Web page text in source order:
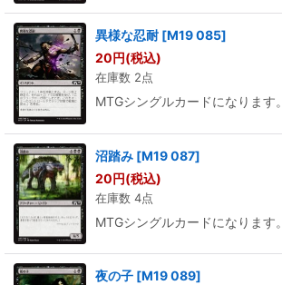
異様な忍耐 [M19 085]
20円(税込)
在庫数 2点
MTGシングルカードになります。
沼踏み [M19 087]
20円(税込)
在庫数 4点
MTGシングルカードになります。
夜の子 [M19 089]